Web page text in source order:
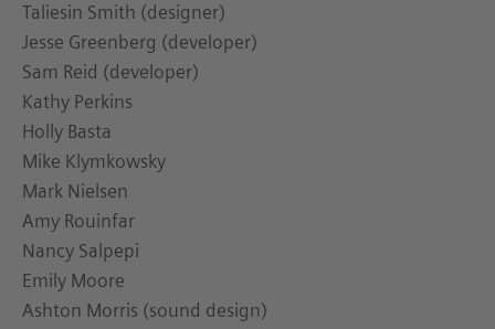
Taliesin Smith (designer)
Jesse Greenberg (developer)
Sam Reid (developer)
Kathy Perkins
Holly Basta
Mike Klymkowsky
Mark Nielsen
Amy Rouinfar
Nancy Salpepi
Emily Moore
Ashton Morris (sound design)